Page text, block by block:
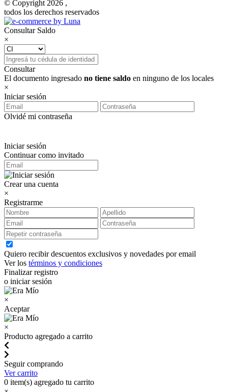
© Copyright 2026 ,
todos los derechos reservados
Consultar Saldo
×
Consultar
El documento ingresado no tiene saldo en ninguno de los locales
×
Iniciar sesión
Olvidé mi contraseña
Iniciar sesión
Continuar como invitado
Crear una cuenta
×
Registrarme
Quiero recibir descuentos exclusivos y novedades por email
Ver los términos y condiciones
Finalizar registro
o iniciar sesión
×
Aceptar
×
Producto agregado a carrito
Seguir comprando
Ver carrito
0 item(s) agregado tu carrito